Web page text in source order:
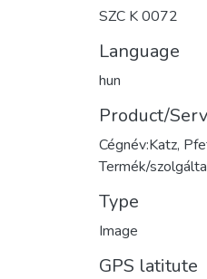
SZC K 0072
Language
hun
Product/
Cégnév:Katz,
Termék/
Type
Image
GPS latitute